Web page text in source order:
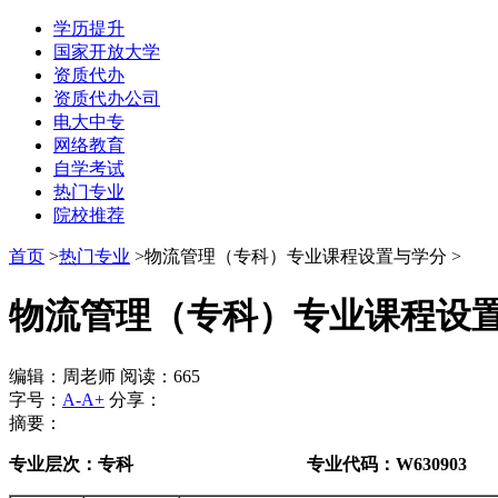
学历提升
国家开放大学
资质代办
资质代办公司
电大中专
网络教育
自学考试
热门专业
院校推荐
首页 >热门专业 >物流管理（专科）专业课程设置与学分 >
物流管理（专科）专业课程设
编辑：周老师 阅读：665
字号： A-A+ 分享：
摘要：
专业层次：专科 专业代码： W630903